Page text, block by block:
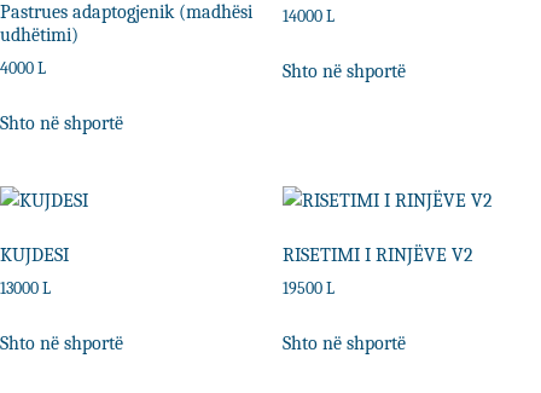
Pastrues adaptogjenik (madhësi
udhëtimi)
4000 L
Shto në shportë
14000 L
Shto në shportë
KUJDESI
13000 L
Shto në shportë
RISETIMI I RINJËVE V2
19500 L
Shto në shportë